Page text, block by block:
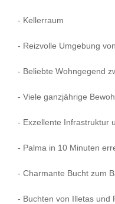
- Kellerraum
- Reizvolle Umgebung
- Beliebte Wohngegend
- Viele ganzjährige
- Exzellente Infrastruktur
- Palma in 10 Minuten
- Charmante Bucht zum
- Buchten von Illetas und